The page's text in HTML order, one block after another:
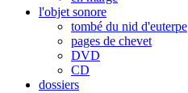
l'objet sonore
tombé du nid d'euterpe
pages de chevet
DVD
CD
dossiers